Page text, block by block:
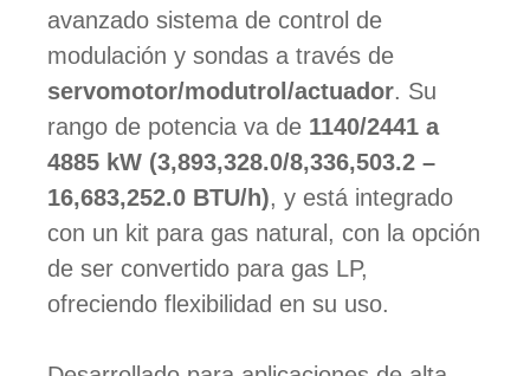
avanzado sistema de control de
modulación y sondas a través de
servomotor/modutrol/actuador. Su
rango de potencia va de 1140/2441 a
4885 kW (3,893,328.0/8,336,503.2 –
16,683,252.0 BTU/h), y está integrado
con un kit para gas natural, con la opción
de ser convertido para gas LP,
ofreciendo flexibilidad en su uso.